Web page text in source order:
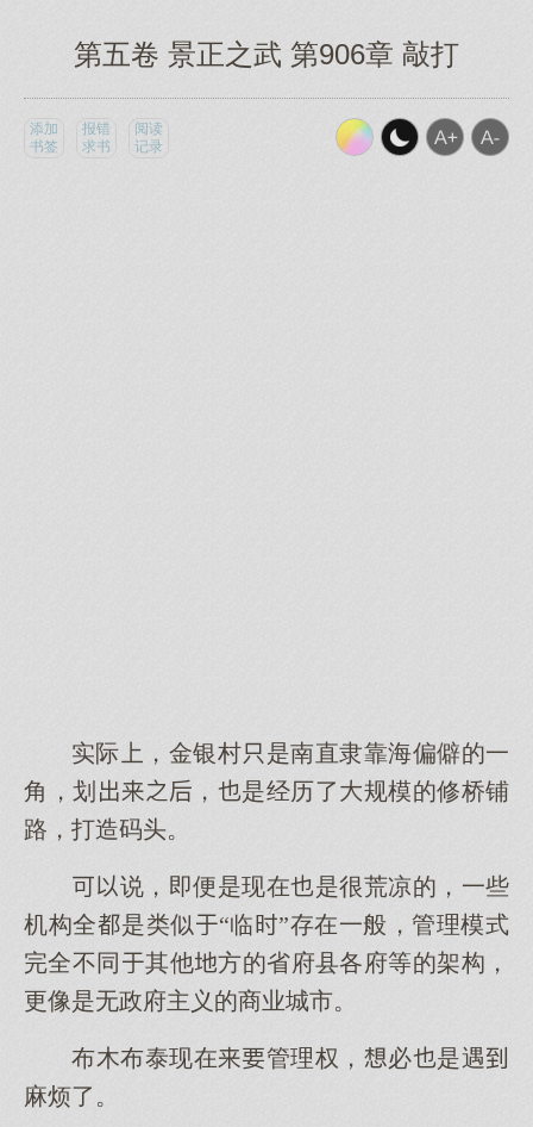
第五卷 景正之武 第906章 敲打
添加
书签
报错
求书
阅读
记录
实际，金银村是南直隶靠海偏僻的一
角，划，是经历了规模的修桥铺
路，打造码头。
说，即便是现在是很荒凉的，一些
机构全是类似“临”存在一般，管理模式
完全不同其他方的省府县各府等的架构，
更像是无政府主义的商业城市。
布木布泰现在管理权，必是遇
麻烦了。